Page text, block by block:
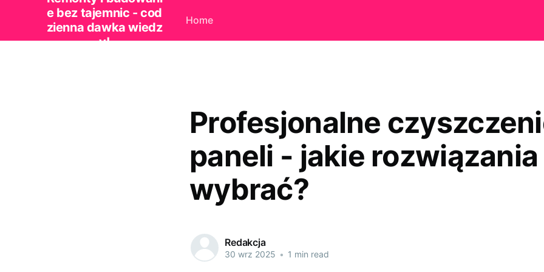
e bez tajemnic - cod
zienna dawka wiedz
y!
Home
Profesjonalne
paneli - jakie rozwiązania
wybrać?
Redakcja
30 wrz 2025 • 1 min read